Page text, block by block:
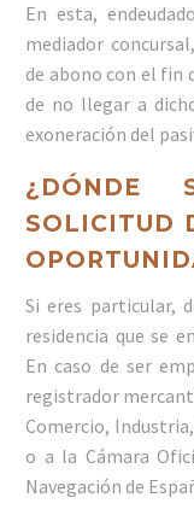
En esta,
mediador
de abono con el fin
de no llegar a
exoneración del
¿DÓNDE
SOLICITUD
Si eres particular,
residencia que se
En caso de ser
registrador
Comercio,
o a la Cámara
Navegación de